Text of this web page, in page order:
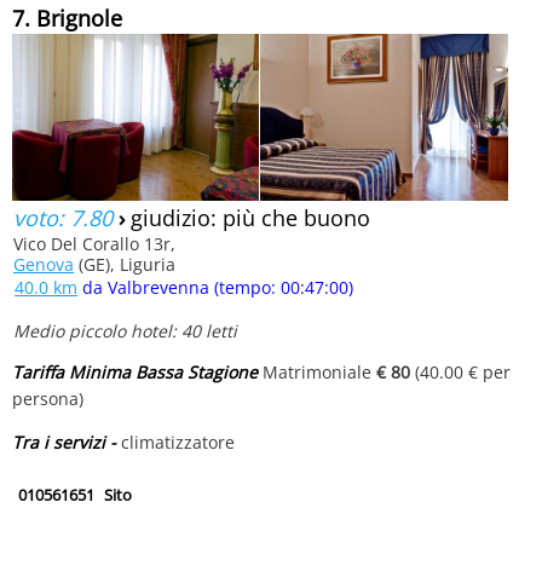
7. Brignole
voto: 7.80› giudizio: più che buono
Vico Del Corallo 13r,
Genova (GE), Liguria
40.0 km da Valbrevenna (tempo: 00:47:00)
Medio piccolo hotel: 40 letti
Tariffa Minima Bassa StagioneMatrimoniale € 80 (40.00 € per
persona)
Tra i servizi -climatizzatore
010561651 Sito